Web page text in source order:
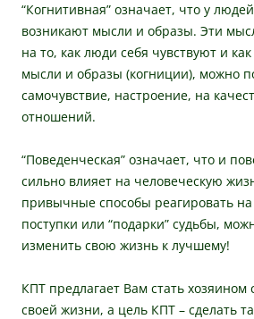
“Когнитивная” означает, что у
возникают мысли и образы. Эти
на то, как люди себя чувствуют и
мысли и образы (когниции), можно
самочувствие, настроение, на
отношений.
“Поведенческая” означает, что и
сильно влияет на человеческую
привычные способы реагировать на
поступки или “подарки” судьбы,
изменить свою жизнь к лучшему!
КПТ предлагает Вам стать хозяином
своей жизни, а цель КПТ – сделать